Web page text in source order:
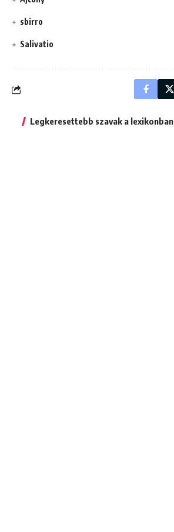
sbirro
Salivatio
Legkeresettebb szavak a lexikonban